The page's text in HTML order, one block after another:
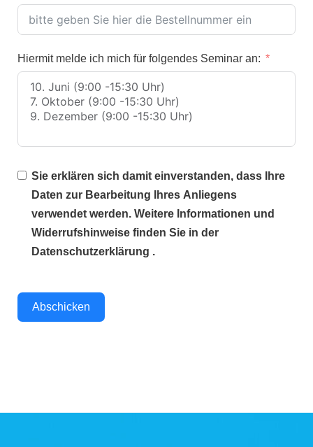
Hiermit melde ich mich für folgendes Seminar an:
Sie erklären sich damit einverstanden, dass Ihre
Daten zur Bearbeitung Ihres Anliegens
verwendet werden. Weitere Informationen und
Widerrufshinweise finden Sie in der
Datenschutzerklärung .
Abschicken